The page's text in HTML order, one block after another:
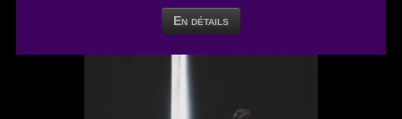
En détails